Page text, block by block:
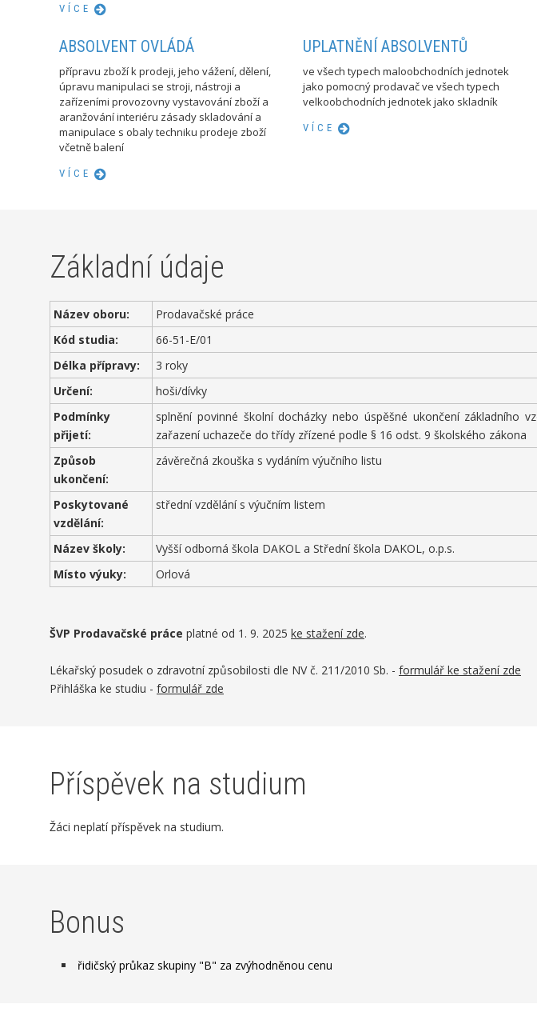
VÍCE
ABSOLVENT OVLÁDÁ
přípravu zboží k prodeji, jeho vážení, dělení,
úpravu manipulaci se stroji, nástroji a
zařízeními provozovny vystavování zboží a
aranžování interiéru zásady skladování a
manipulace s obaly techniku prodeje zboží
včetně balení
VÍCE
UPLATNĚNÍ ABSOLVENTŮ
ve všech typech maloobchodních jednotek
jako pomocný prodavač ve všech typech
velkoobchodních jednotek jako skladník
VÍCE
Základní údaje
Název oboru:
Prodavačské práce
Kód studia:
66-51-E/01
Délka přípravy:
3 roky
Určení:
hoši/dívky
Podmínky
přijetí:
splnění povinné školní docházky nebo úspěšné ukončení základního
zařazení uchazeče do třídy zřízené podle § 16 odst. 9 školského zákona
Způsob
ukončení:
závěrečná zkouška s vydáním výučního listu
Poskytované
vzdělání:
střední vzdělání s výučním listem
Název školy:
Vyšší odborná škola DAKOL a Střední škola DAKOL, o.p.s.
Místo výuky:
Orlová
ŠVP Prodavačské práce platné od 1. 9. 2025 ke stažení zde.
Lékařský posudek o zdravotní způsobilosti dle NV č. 211/2010 Sb. - formulář ke stažení zde
Přihláška ke studiu - formulář zde
Příspěvek na studium
Žáci neplatí příspěvek na studium.
Bonus
řidičský průkaz skupiny "B" za zvýhodněnou cenu